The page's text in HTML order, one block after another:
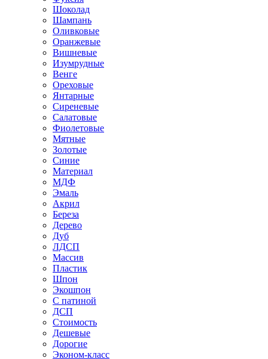
Шоколад
Шампань
Оливковые
Оранжевые
Вишневые
Изумрудные
Венге
Ореховые
Янтарные
Сиреневые
Салатовые
Фиолетовые
Мятные
Золотые
Синие
Материал
МДФ
Эмаль
Акрил
Береза
Дерево
Дуб
ЛДСП
Массив
Пластик
Шпон
Экошпон
С патиной
ДСП
Стоимость
Дешевые
Дорогие
Эконом-класс